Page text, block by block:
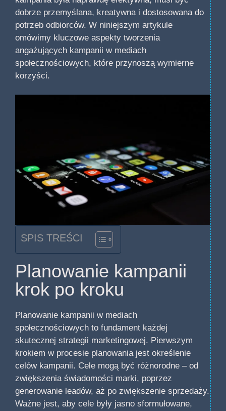
dobrze przemyślana, kreatywna i dostosowana do
potrzeb odbiorców. W niniejszym artykule
omówimy kluczowe aspekty tworzenia
angażujących kampanii w mediach
społecznościowych, które przynoszą wymierne
korzyści.
SPIS TREŚCI
Planowanie kampanii
krok po kroku
Planowanie kampanii w mediach
społecznościowych to fundament każdej
skutecznej strategii marketingowej. Pierwszym
krokiem w procesie planowania jest określenie
celów kampanii. Cele mogą być różnorodne – od
zwiększenia świadomości marki, poprzez
generowanie leadów, aż po zwiększenie sprzedaży.
Ważne jest, aby cele były jasno sformułowane,